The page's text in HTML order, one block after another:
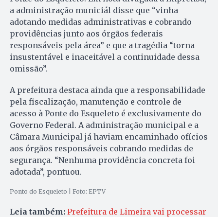
a administração municiál disse que “vinha
adotando medidas administrativas e cobrando
providências junto aos órgãos federais
responsáveis pela área” e que a tragédia “torna
insustentável e inaceitável a continuidade dessa
omissão”.
A prefeitura destaca ainda que a responsabilidade
pela fiscalização, manutenção e controle de
acesso à Ponte do Esqueleto é exclusivamente do
Governo Federal. A administração municipal e a
Câmara Municipal já haviam encaminhado ofícios
aos órgãos responsáveis cobrando medidas de
segurança. “Nenhuma providência concreta foi
adotada”, pontuou.
Ponto do Esqueleto | Foto: EPTV
Leia também: Prefeitura de Limeira vai processar